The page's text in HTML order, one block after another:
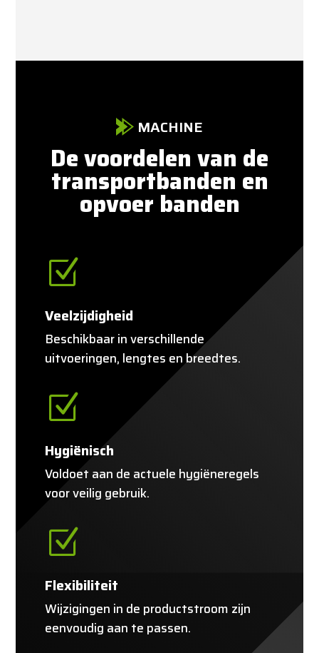
MACHINE
De voordelen van de
transportbanden en
opvoer banden
Z
Veelzijdigheid
Beschikbaar in verschillende
uitvoeringen, lengtes en breedtes.
Z
Hygiënisch
Voldoet aan de actuele hygiëneregels
voor veilig gebruik.
Z
Flexibiliteit
Wijzigingen in de productstroom zijn
eenvoudig aan te passen.